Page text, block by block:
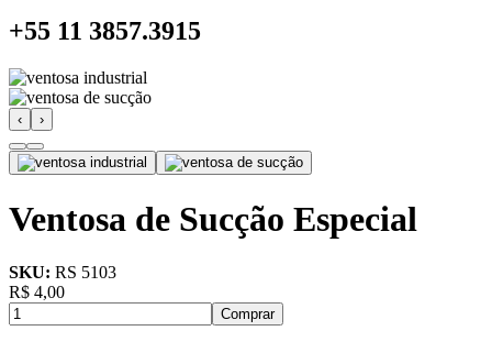
+55 11 3857.3915
‹ ›
Ventosa de Sucção Especial
SKU: RS 5103
R$ 4,00
Comprar